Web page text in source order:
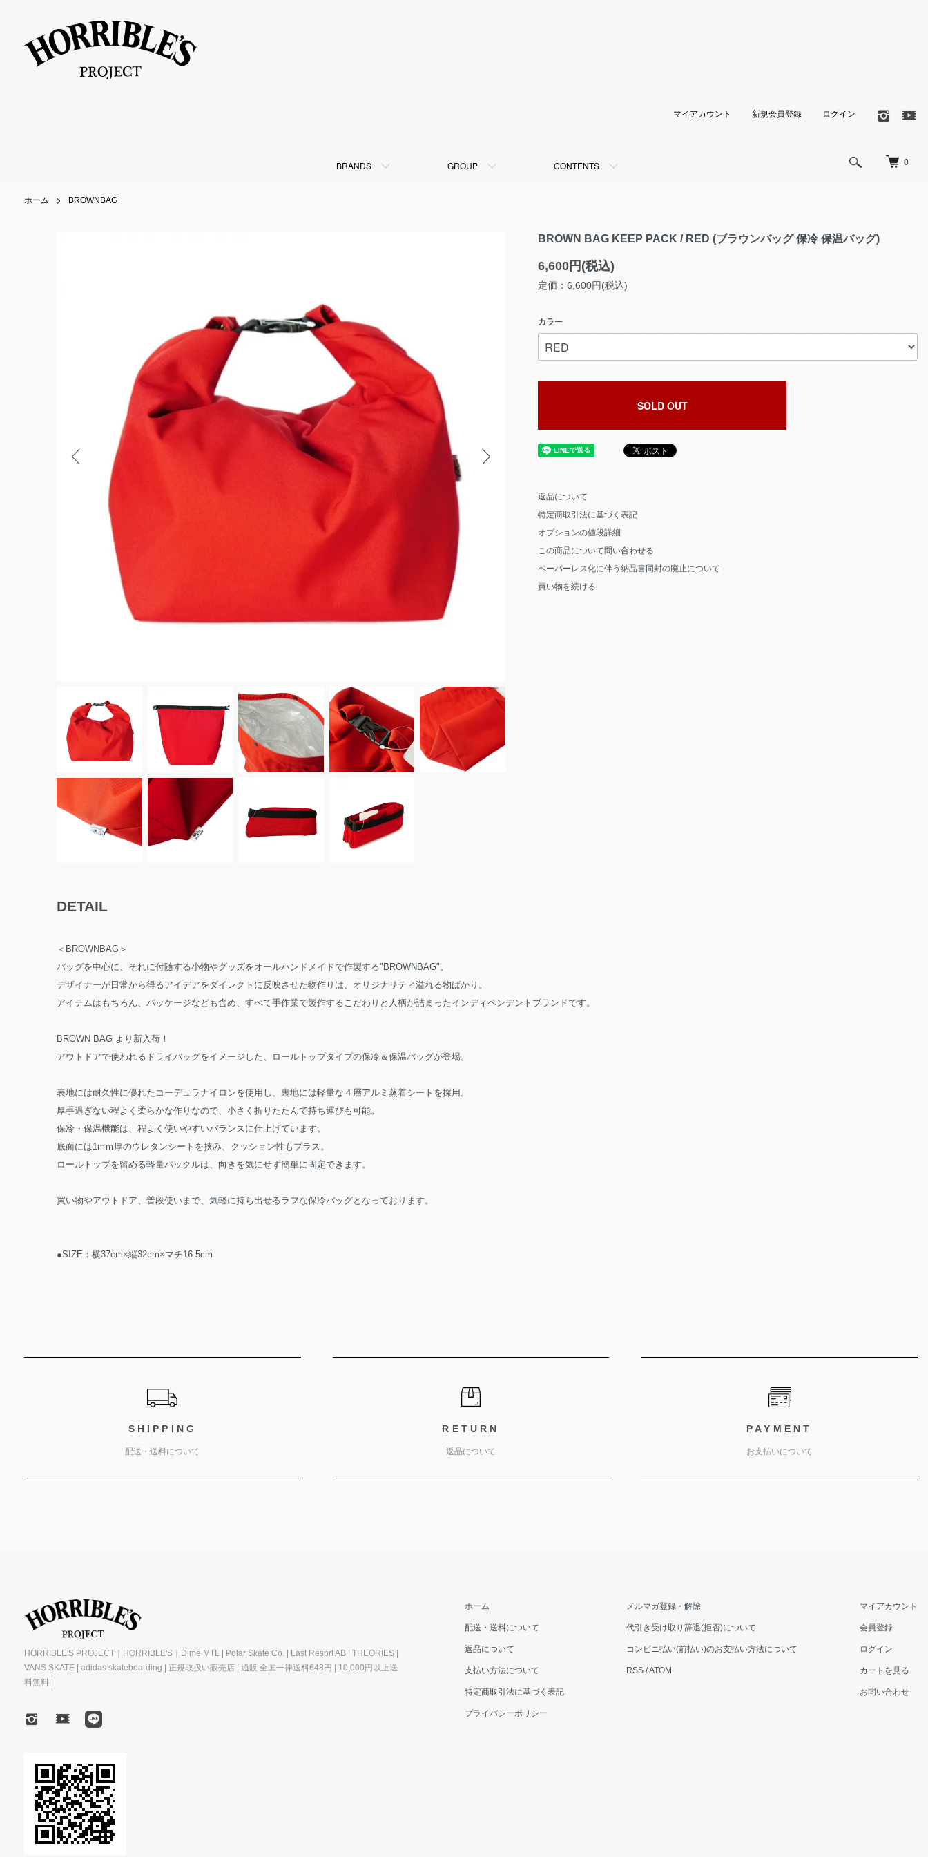
0
BRANDS GROUP CONTENTS
マイアカウント 新規会員登録 ログイン
ホーム BROWNBAG
BROWN BAG KEEP PACK / RED (ブラウンバッグ 保冷 保温バッグ)
6,600円(税込)
定価：6,600円(税込)
カラー
SOLD OUT
返品について
特定商取引法に基づく表記
オプションの値段詳細
この商品について問い合わせる
ペーパーレス化に伴う納品書同封の廃止について
買い物を続ける
DETAIL
＜BROWNBAG＞
バッグを中心に、それに付随する小物やグッズをオールハンドメイドで作製する"BROWNBAG"。
デザイナーが日常から得るアイデアをダイレクトに反映させた物作りは、オリジナリティ溢れる物ばかり。
アイテムはもちろん、パッケージなども含め、すべて手作業で製作するこだわりと人柄が詰まったインディペンデントブランドです。
BROWN BAG より新入荷！
アウトドアで使われるドライバッグをイメージした、ロールトップタイプの保冷＆保温バッグが登場。
表地には耐久性に優れたコーデュラナイロンを使用し、裏地には軽量な４層アルミ蒸着シートを採用。
厚手過ぎない程よく柔らかな作りなので、小さく折りたたんで持ち運びも可能。
保冷・保温機能は、程よく使いやすいバランスに仕上げています。
底面には1mｍ厚のウレタンシートを挟み、クッション性もプラス。
ロールトップを留める軽量バックルは、向きを気にせず簡単に固定できます。
買い物やアウトドア、普段使いまで、気軽に持ち出せるラフな保冷バッグとなっております。
●SIZE：横37cm×縦32cm×マチ16.5cm
SHIPPING
配送・送料について
RETURN
返品について
PAYMENT
お支払いについて
HORRIBLE'S PROJECT｜HORRIBLE'S｜Dime MTL | Polar Skate Co. | Last Resprt AB | THEORIES |
VANS SKATE | adidas skateboarding | 正規取扱い販売店 | 通販 全国一律送料648円 | 10,000円以上送
料無料 |
ホーム
配送・送料について
返品について
支払い方法について
特定商取引法に基づく表記
プライバシーポリシー
メルマガ登録・解除
代引き受け取り辞退(拒否)について
コンビニ払い(前払い)のお支払い方法について
RSS /ATOM
マイアカウント
会員登録
ログイン
カートを見る
お問い合わせ